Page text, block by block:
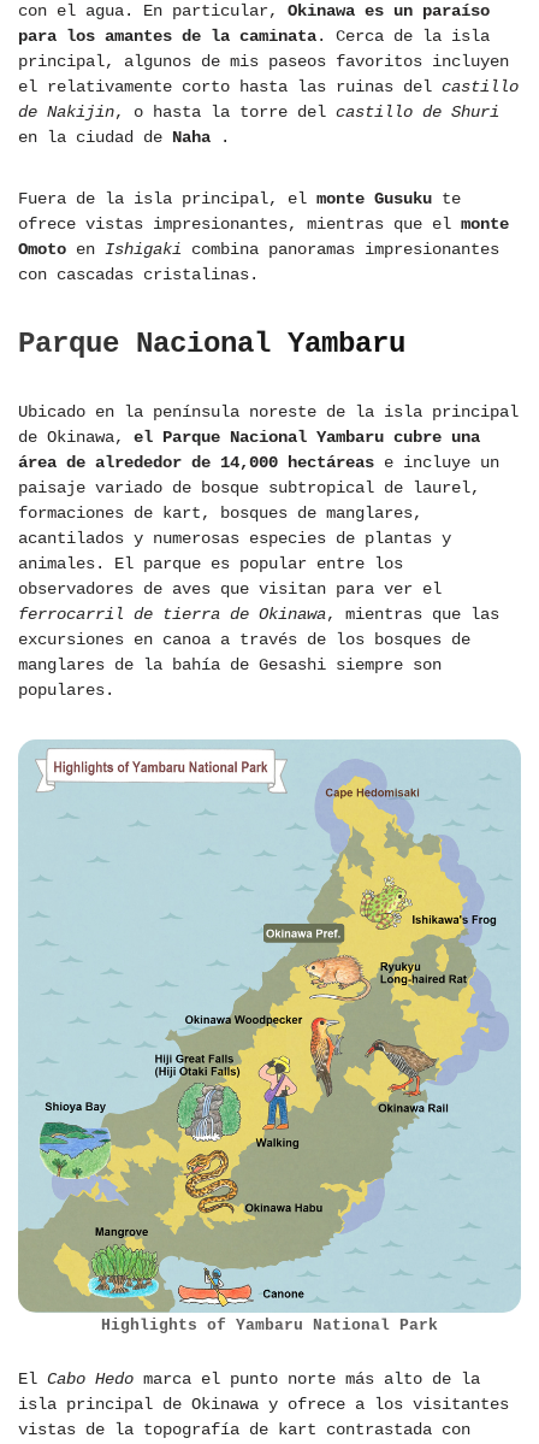
con el agua. En particular, Okinawa es un paraíso
para los amantes de la caminata. Cerca de la isla
principal, algunos de mis paseos favoritos incluyen
el relativamente corto hasta las ruinas del castillo
de Nakijin, o hasta la torre del castillo de Shuri
en la ciudad de Naha .
Fuera de la isla principal, el monte Gusuku te
ofrece vistas impresionantes, mientras que el monte
Omoto en Ishigaki combina panoramas impresionantes
con cascadas cristalinas.
Parque Nacional Yambaru
Ubicado en la península noreste de la isla principal
de Okinawa, el Parque Nacional Yambaru cubre una
área de alrededor de 14,000 hectáreas e incluye un
paisaje variado de bosque subtropical de laurel,
formaciones de kart, bosques de manglares,
acantilados y numerosas especies de plantas y
animales. El parque es popular entre los
observadores de aves que visitan para ver el
ferrocarril de tierra de Okinawa, mientras que las
excursiones en canoa a través de los bosques de
manglares de la bahía de Gesashi siempre son
populares.
Highlights of Yambaru National Park
El Cabo Hedo marca el punto norte más alto de la
isla principal de Okinawa y ofrece a los visitantes
vistas de la topografía de kart contrastada con